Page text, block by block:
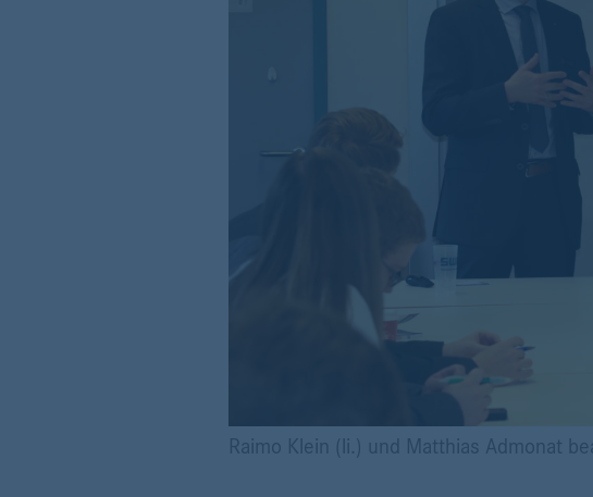
Raimo Klein (li.) und Matthias Admonat